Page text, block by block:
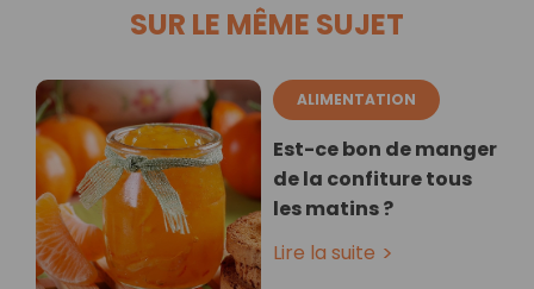
SUR LE MÊME SUJET
ALIMENTATION
Est-ce bon de manger
de la confiture tous
les matins ?
Lire la suite